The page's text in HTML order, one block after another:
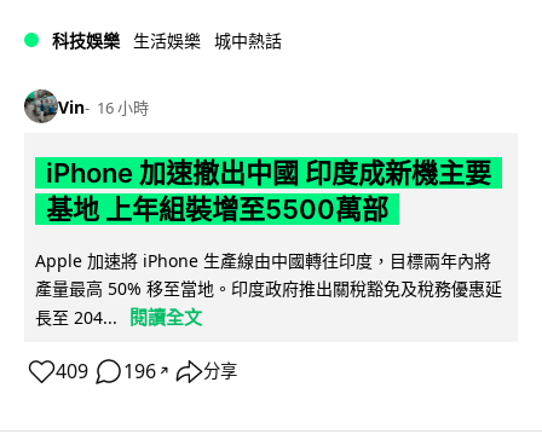
科技娛樂 生活娛樂 城中熱話
Vin 16 小時
iPhone 加速撤出中國 印度成新機主要
基地 上年組裝增至5500萬部
Apple 加速將 iPhone 生產線由中國轉往印度，目標兩年內將
產量最高 50% 移至當地。印度政府推出關稅豁免及稅務優惠延
長至 204...
閱讀全文
409 196 ↗ 分享